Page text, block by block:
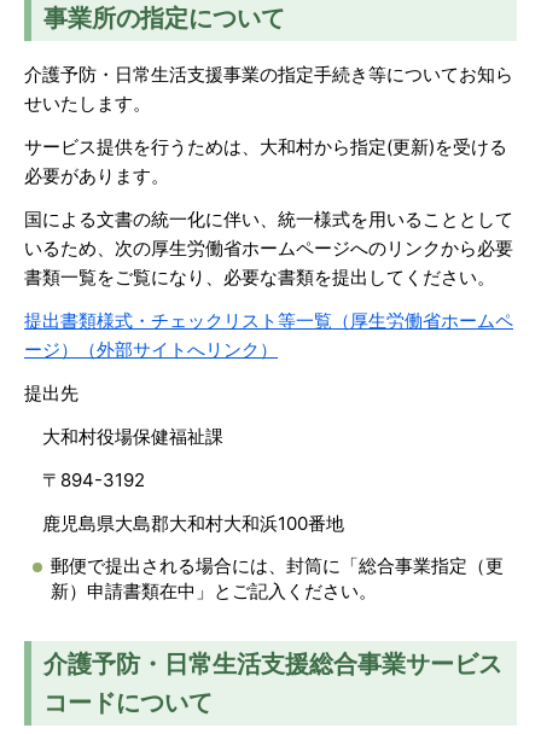
事業所の指定について
介護予防・日常生活支援事業の指定手続き等についてお知ら
せいたします。
サービス提供を行うためは、大和村から指定(更新)を受ける
必要があります。
国による文書の統一化に伴い、統一様式を用いることとして
いるため、次の厚生労働省ホームページへのリンクから必要
書類一覧をご覧になり、必要な書類を提出してください。
提出書類様式・チェックリスト等一覧（厚生労働省ホームペ
ージ）（外部サイトへリンク）
提出先
大和村役場保健福祉課
〒894-3192
鹿児島県大島郡大和村大和浜100番地
郵便で提出される場合には、封筒に「総合事業指定（更
新）申請書類在中」とご記入ください。
介護予防・日常生活支援総合事業サービス
コードについて